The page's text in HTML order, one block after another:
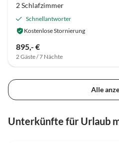
2 Schlafzimmer
Schnellantworter
Kostenlose Stornierung
895,- €
2 Gäste / 7 Nächte
Alle
Unterkünfte für Urlaub